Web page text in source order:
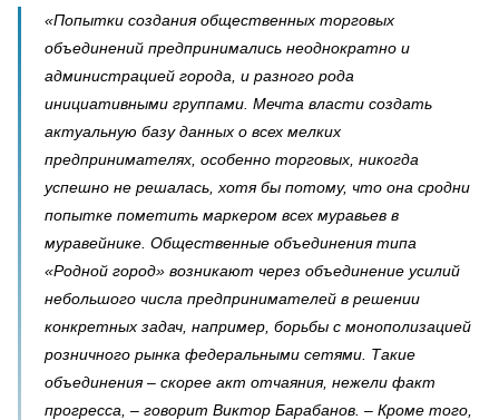
«Попытки создания общественных торговых
объединений предпринимались неоднократно и
администрацией города, и разного рода
инициативными группами. Мечта власти создать
актуальную базу данных о всех мелких
предпринимателях, особенно торговых, никогда
успешно не решалась, хотя бы потому, что она сродни
попытке пометить маркером всех муравьев в
муравейнике. Общественные объединения типа
«Родной город» возникают через объединение усилий
небольшого числа предпринимателей в решении
конкретных задач, например, борьбы с монополизацией
розничного рынка федеральными сетями. Такие
объединения – скорее акт отчаяния, нежели факт
прогресса, – говорит Виктор Барабанов. – Кроме того,